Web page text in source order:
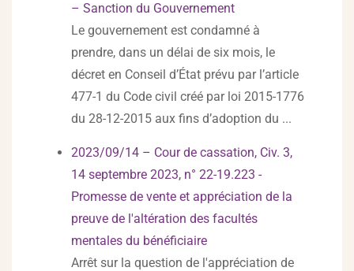
– Sanction du Gouvernement
Le gouvernement est condamné à
prendre, dans un délai de six mois, le
décret en Conseil d’État prévu par l’article
477-1 du Code civil créé par loi 2015-1776
du 28-12-2015 aux fins d’adoption du ...
2023/09/14 – Cour de cassation, Civ. 3,
14 septembre 2023, n° 22-19.223 -
Promesse de vente et appréciation de la
preuve de l'altération des facultés
mentales du bénéficiaire
Arrêt sur la question de l'appréciation de